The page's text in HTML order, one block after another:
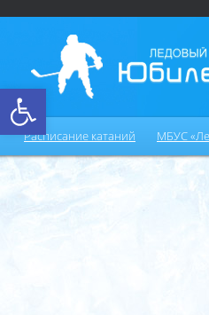
Открыть панель инструментов
Расписание катаний МБУС